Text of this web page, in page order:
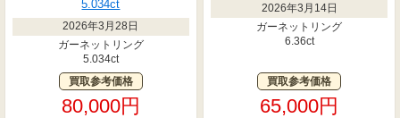
2026年3月28日
ガーネットリング
5.034ct
買取参考価格
80,000円
2026年3月14日
ガーネットリング
6.36ct
買取参考価格
65,000円